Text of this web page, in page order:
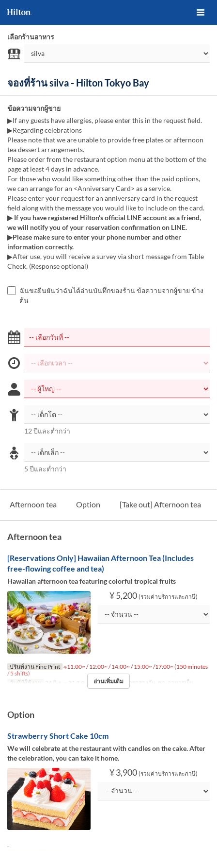
เลือกร้านอาหาร
จองที่ร้าน silva - Hilton Tokyo Bay
ข้อความจากผู้ขาย
▶If any guests have allergies, please enter this in the request field.
▶Regarding celebrations
Please note that we are unable to provide free plates or afternoon
tea dessert arrangements.
Please order from the restaurant option menu at the bottom of the
page at least 4 days in advance.
For those who would like something other than the paid options,
we can arrange for an <Anniversary Card> as a service.
Please enter your request for an anniversary card in the request
field along with the message you would like to include on the card.
▶ If you have registered Hilton's official LINE account as a friend,
we will notify you of your reservation confirmation on LINE.
▶Please make sure to enter your phone number and other
information correctly.
▶After use, you will receive a survey via short message from Table
Check. (Response optional)
ฉันขอยืนยันว่าฉันได้อ่านบันทึกของร้าน ข้อความจากผู้ขาย ข้าง
ต้น
12 ปีและต่ำกว่า
5 ปีและต่ำกว่า
Afternoon tea Option [Take out] Afternoon tea
Afternoon tea
[Reservations Only] Hawaiian Afternoon Tea (Includes
free-flowing coffee and tea)
Hawaiian afternoon tea featuring colorful tropical fruits
¥ 5,200 (รวมค่าบริการและภาษี)
ปรินท์งาน Fine Print ※11:00~ / 12:00~ / 14:00~ / 15:00~ /17:00~ (150 minutes
/ 5 shifts)
วันที่ที่ใช้งาน
24 มิ.ย. ~ 31 ส.ค. มื้ออาหาร อาหารกลางวัน, ชา, อาหารเย็น
อ่านเพิ่มเติม
Option
Strawberry Short Cake 10cm
We will celebrate at the restaurant with candles on the cake. After
the celebration, you can take it home.
¥ 3,900 (รวมค่าบริการและภาษี)
.